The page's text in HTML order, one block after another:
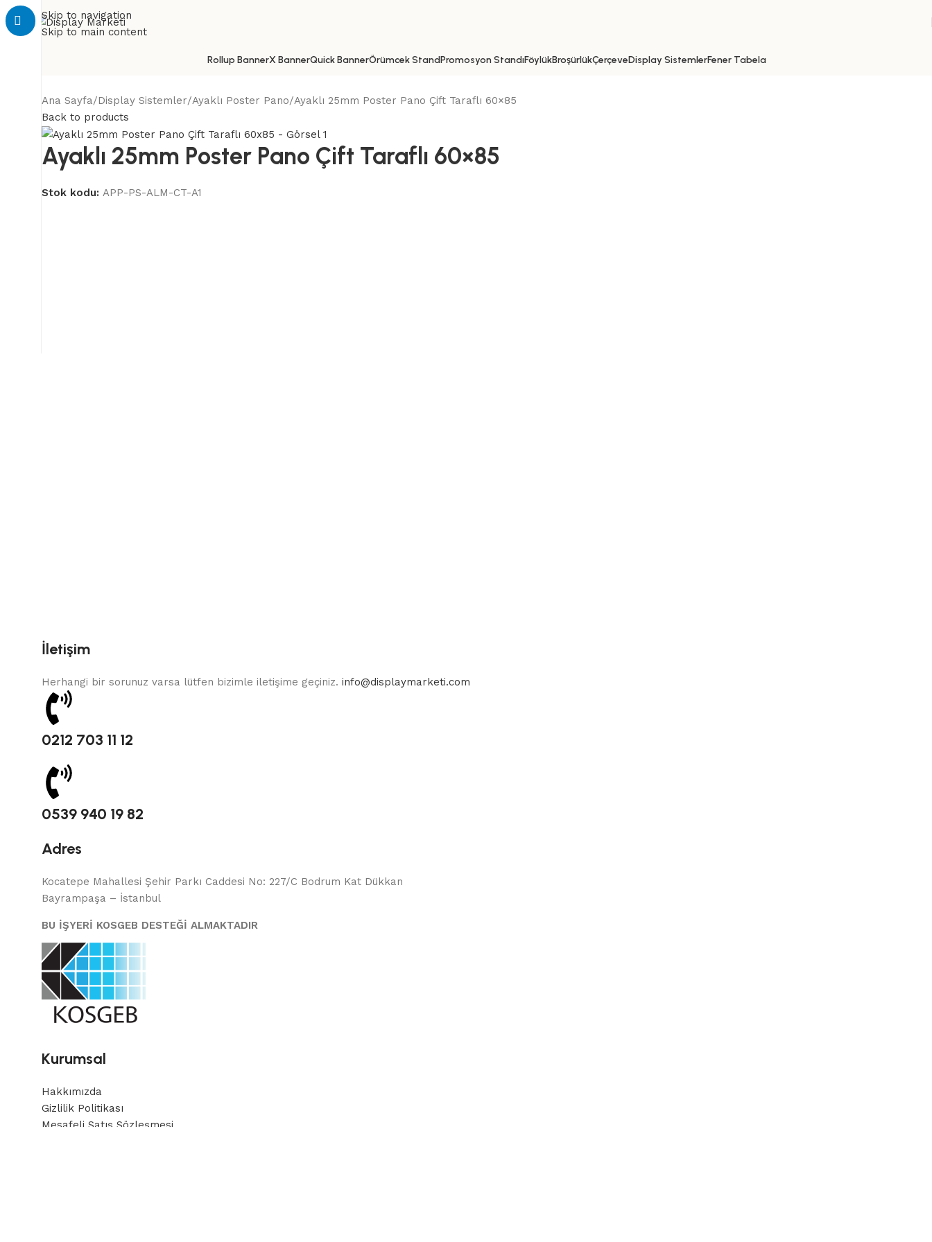
Skip to navigation
Skip to main content
Rollup BannerX BannerQuick BannerÖrümcek StandPromosyon StandıFöylükBroşürlükÇerçeveDisplay SistemlerFener Tabela
Ana Sayfa Display Sistemler Ayaklı Poster Pano Ayaklı 25mm Poster Pano Çift Taraflı 60×85
Back to products
Ayaklı 25mm Poster Pano Çift Taraflı 60×85
Stok kodu: APP-PS-ALM-CT-A1
İletişim
Herhangi bir sorunuz varsa lütfen bizimle iletişime geçiniz. info@displaymarketi.com
0212 703 11 12
0539 940 19 82
Adres
Kocatepe Mahallesi Şehir Parkı Caddesi No: 227/C Bodrum Kat Dükkan
Bayrampaşa – İstanbul
BU İŞYERİ KOSGEB DESTEĞİ ALMAKTADIR
Kurumsal
Hakkımızda
Gizlilik Politikası
Mesafeli Satış Sözleşmesi